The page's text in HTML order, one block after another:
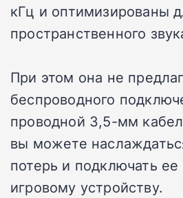
кГц и оптимизированы
пространственного
При этом она не
беспроводного
проводной 3,5-мм
вы можете
потерь и подключать
игровому устройству.